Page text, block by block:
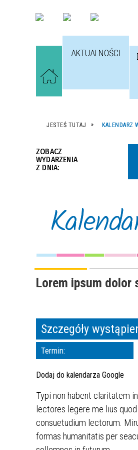
AKTUALNOŚCI
JESTEŚ TUTAJ KALENDARZ
ZOBACZ
WYDARZENIA
Z DNIA:
Lorem ipsum dolor
Szczegóły
Termin:
Dodaj do kalendarza Google
Typi non habent claritatem
lectores legere me lius
consuetudium lectorum.
formas humanitatis per